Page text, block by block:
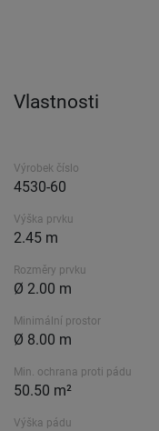
Vlastnosti
Výrobek číslo
4530-60
Výška prvku
2.45 m
Rozměry prvku
Ø 2.00 m
Minimální prostor
Ø 8.00 m
Min. ochrana proti pádu
50.50 m²
Výška pádu